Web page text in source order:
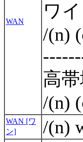
WAN
ワ
/(n)
高
/(n)
WAN [ワ
ン]
/(n)